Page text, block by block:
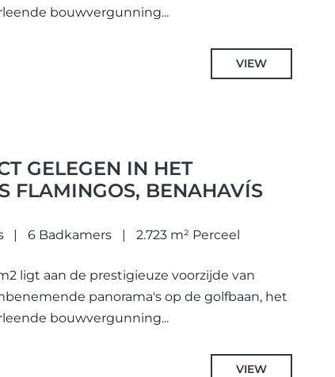
bouwvergunning...
VIEW
GELEGEN IN HET
FLAMINGOS, BENAHAVÍS
6 Badkamers 2.723 m² Perceel
ligt aan de prestigieuze voorzijde van
panorama's op de golfbaan, het
bouwvergunning...
VIEW